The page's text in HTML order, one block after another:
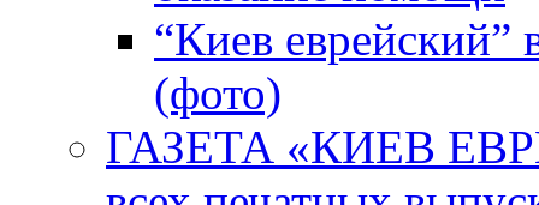
“Киев еврейский”
(фото)
ГАЗЕТА «КИЕВ